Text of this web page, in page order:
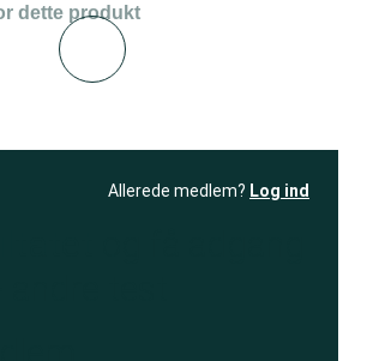
dette produkt
Allerede medlem? Log ind